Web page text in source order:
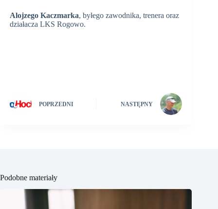
Alojzego Kaczmarka, byłego zawodnika, trenera oraz
działacza LKS Rogowo.
POPRZEDNI NASTĘPNY
Podobne materiały